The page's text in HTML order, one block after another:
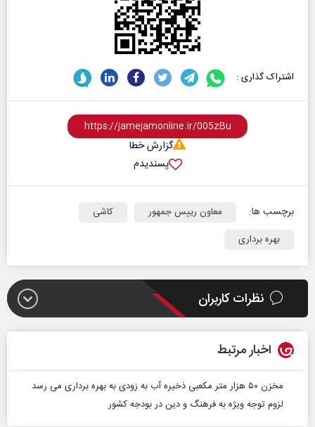
اشتراک گذاری :
گزارش خطا
پسندیدم
برچسب ها: معاون رییس جمهور
کاشی
بهره برداری
نظرات کاربران
اخبار مرتبط
مخزن ۵۰ هزار متر مکعبی ذخیره آب به زودی به بهره برداری می رسد‌
لزوم توجه ویژه به فرهنگ و دین در بودجه کشور